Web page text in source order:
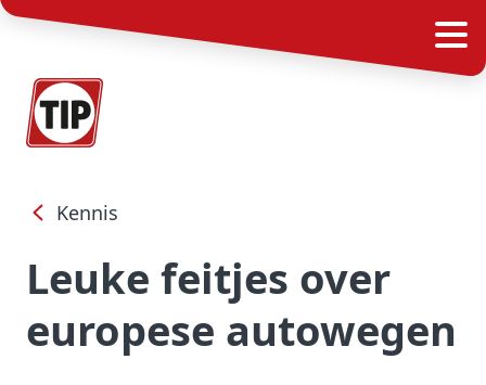
Kennis
Leuke feitjes over
europese autowegen